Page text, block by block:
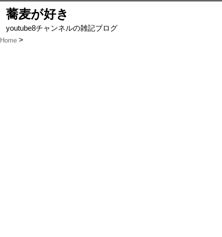
蕎麦が好き
youtube8チャンネルの雑記ブログ
Home